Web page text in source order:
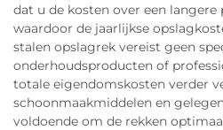
dat u de kosten over een
waardoor de jaarlijkse
stalen opslagrek vereist geen
onderhoudsproducten of
totale eigendomskosten verder
schoonmaakmiddelen en
voldoende om de rekken